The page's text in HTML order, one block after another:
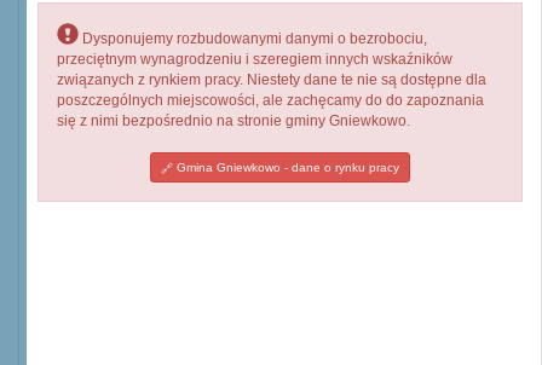
Dysponujemy rozbudowanymi danymi o bezrobociu,
przeciętnym wynagrodzeniu i szeregiem innych wskaźników
związanych z rynkiem pracy. Niestety dane te nie są dostępne dla
poszczególnych miejscowości, ale zachęcamy do do zapoznania
się z nimi bezpośrednio na stronie gminy Gniewkowo.
Gmina Gniewkowo - dane o rynku pracy